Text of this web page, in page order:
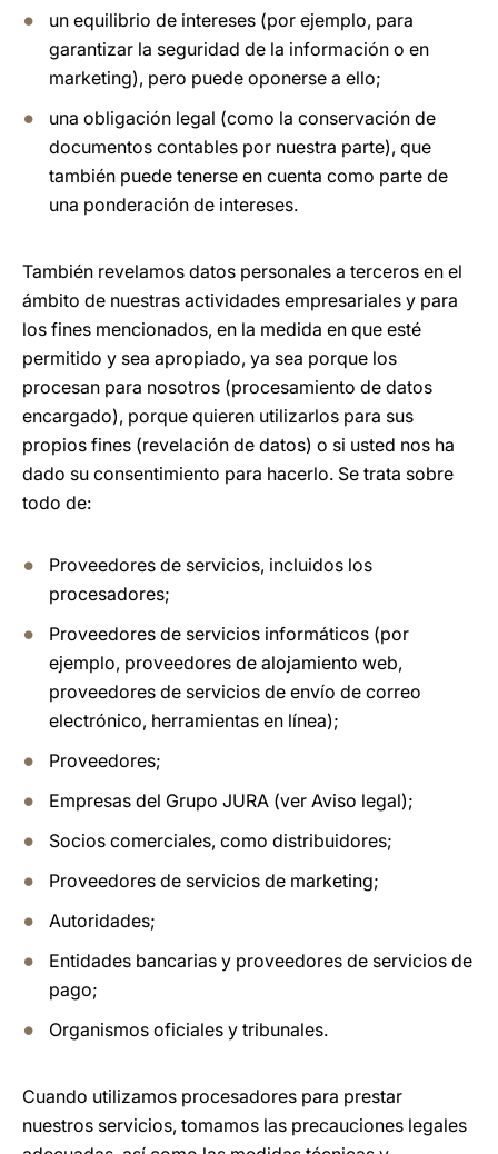
un equilibrio de intereses (por ejemplo, para
garantizar la seguridad de la información o en
marketing), pero puede oponerse a ello;
una obligación legal (como la conservación de
documentos contables por nuestra parte), que
también puede tenerse en cuenta como parte de
una ponderación de intereses.
También revelamos datos personales a terceros en el
ámbito de nuestras actividades empresariales y para
los fines mencionados, en la medida en que esté
permitido y sea apropiado, ya sea porque los
procesan para nosotros (procesamiento de datos
encargado), porque quieren utilizarlos para sus
propios fines (revelación de datos) o si usted nos ha
dado su consentimiento para hacerlo. Se trata sobre
todo de:
Proveedores de servicios, incluidos los
procesadores;
Proveedores de servicios informáticos (por
ejemplo, proveedores de alojamiento web,
proveedores de servicios de envío de correo
electrónico, herramientas en línea);
Proveedores;
Empresas del Grupo JURA (ver Aviso legal);
Socios comerciales, como distribuidores;
Proveedores de servicios de marketing;
Autoridades;
Entidades bancarias y proveedores de servicios de
pago;
Organismos oficiales y tribunales.
Cuando utilizamos procesadores para prestar
nuestros servicios, tomamos las precauciones legales